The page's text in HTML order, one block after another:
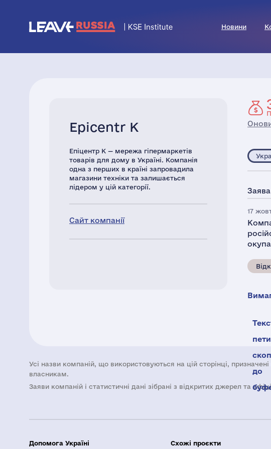
Новини
Epicentr K
Епіцентр К — мережа гіпермаркетів
товарів для дому в Україні. Компанія
одна з перших в країні запровадила
магазини техніки та залишається
лідером у цій категорії.
Сайт компанії
17
до
Усі назви компаній, що використовуються на цій сторінці,
власникам.
Заяви компаній i статистичні дані зібрані з відкритих джерел та
Допомога Україні Схожі проєкти